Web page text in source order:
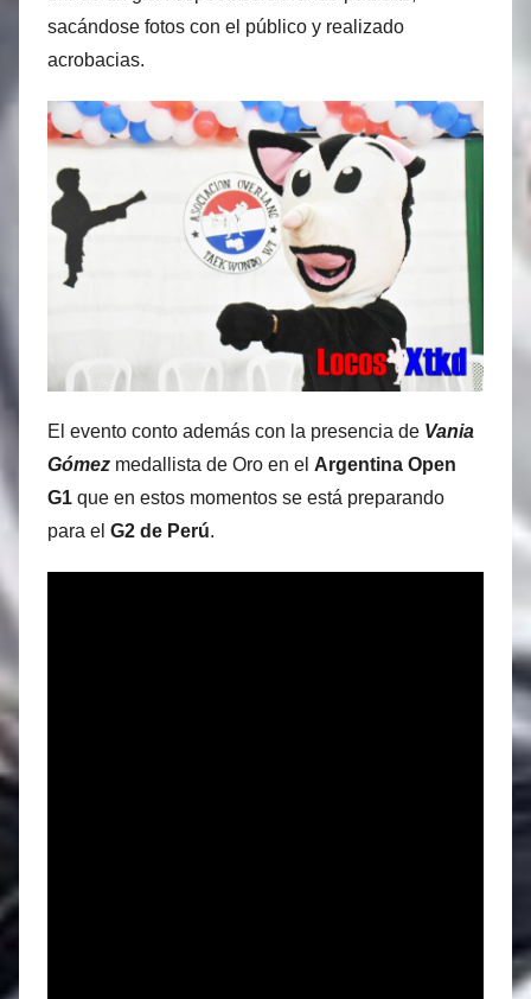
sacándose fotos con el público y realizado
acrobacias.
El evento conto además con la presencia de Vania
Gómez medallista de Oro en el Argentina Open
G1 que en estos momentos se está preparando
para el G2 de Perú.